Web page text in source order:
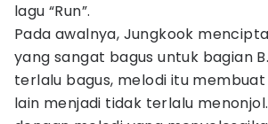
lagu “Run”.
Pada awalnya, Jungkook
yang sangat bagus untuk bagian
terlalu bagus, melodi itu
lain menjadi tidak terlalu